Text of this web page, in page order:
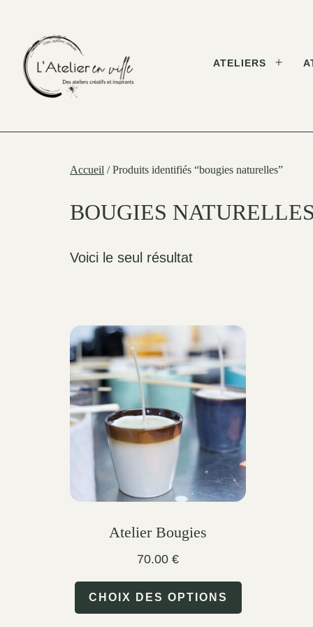
content
en
ATELIERS
Accueil / Produits identifiés “bougies naturelles”
BOUGIES NATURELLES
Voici le seul résultat
Atelier Bougies
70.00€
CHOIX DES OPTIONS
product